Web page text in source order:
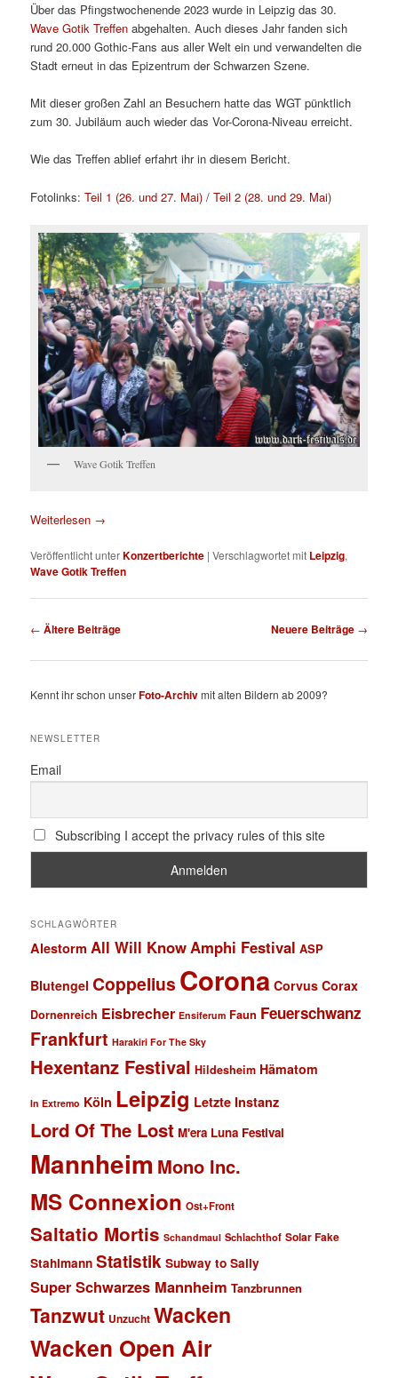
Über das Pfingstwochenende 2023 wurde in Leipzig das 30.
Wave Gotik Treffen abgehalten. Auch dieses Jahr fanden sich
rund 20.000 Gothic-Fans aus aller Welt ein und verwandelten die
Stadt erneut in das Epizentrum der Schwarzen Szene.
Mit dieser großen Zahl an Besuchern hatte das WGT pünktlich
zum 30. Jubiläum auch wieder das Vor-Corona-Niveau erreicht.
Wie das Treffen ablief erfahrt ihr in diesem Bericht.
Fotolinks:Teil 1 (26. und 27. Mai) /Teil 2 (28. und 29. Mai)
Wave Gotik Treffen
Weiterlesen →
Veröffentlicht unterKonzertberichte |Verschlagwortet mit Leipzig,
Wave Gotik Treffen
Beitragsnavigation
← Ältere Beiträge Neuere Beiträge →
Kennt ihr schon unserFoto-Archivmit alten Bildern ab 2009?
NEWSLETTER
Email
Subscribing I accept the privacy rules of this site
SCHLAGWÖRTER
Alestorm All Will Know Amphi Festival ASP
Blutengel Coppelius Corona Corvus Corax
Dornenreich Eisbrecher Ensiferum Faun Feuerschwanz
Frankfurt Harakiri For The Sky
Hexentanz Festival Hildesheim Hämatom
In Extremo Köln Leipzig Letzte Instanz
Lord Of The Lost M'era Luna Festival
Mannheim Mono Inc.
MS Connexion Ost+Front
Saltatio Mortis Schandmaul Schlachthof Solar Fake
Stahlmann Statistik Subway to Sally
Super Schwarzes Mannheim Tanzbrunnen
Tanzwut Unzucht Wacken
Wacken Open Air